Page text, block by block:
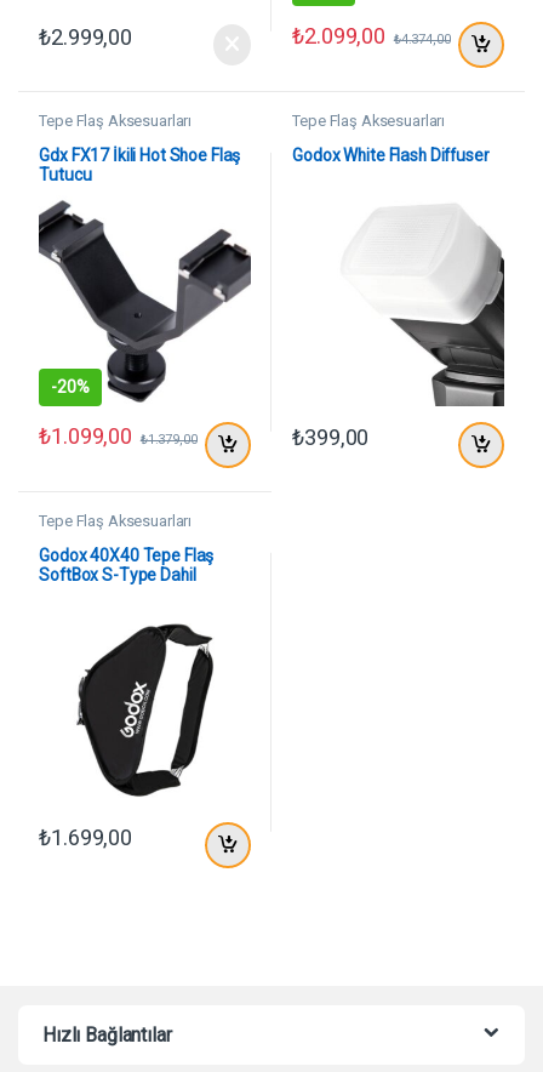
₺2.999,00 ₺2.099,00 ₺4.374,00
Tepe Flaş Aksesuarları
Gdx FX17 İkili Hot Shoe Flaş
Tutucu
-20%
₺1.099,00 ₺1.379,00
Tepe Flaş Aksesuarları
Godox White Flash Diffuser
₺399,00
Tepe Flaş Aksesuarları
Godox 40X40 Tepe Flaş
SoftBox S-Type Dahil
₺1.699,00
Hızlı Bağlantılar